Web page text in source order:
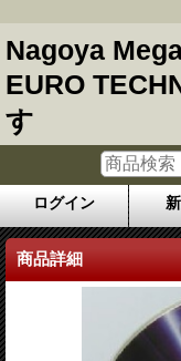
Nagoya
EURO
す
ログイン
商品詳細